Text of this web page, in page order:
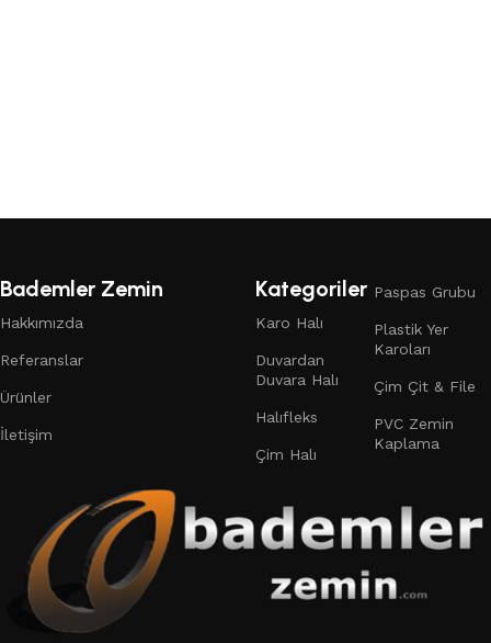
Bademler Zemin
Hakkımızda
Referanslar
Ürünler
İletişim
Kategoriler
Karo Halı
Duvardan
Duvara Halı
Halıfleks
Çim Halı
Paspas Grubu
Plastik Yer
Karoları
Çim Çit & File
PVC Zemin
Kaplama